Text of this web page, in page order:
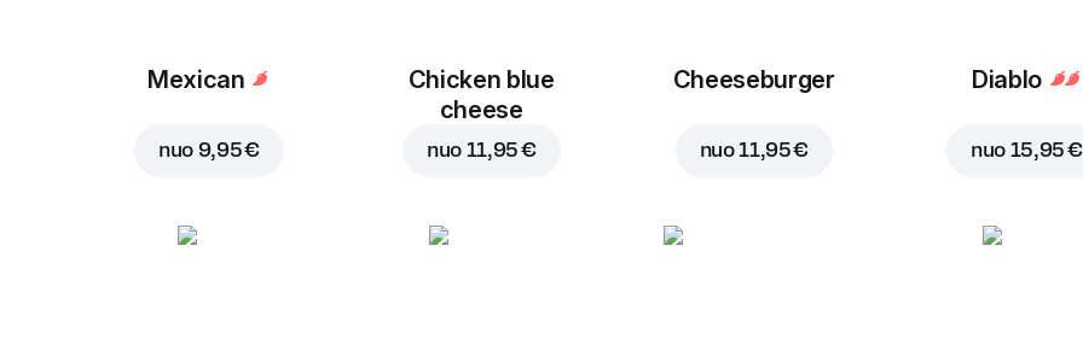
Mexican
nuo 9,95 €
Chicken blue
cheese
nuo 11,95 €
Cheeseburger
nuo11,95 €
Diablo
nuo 15,95 €